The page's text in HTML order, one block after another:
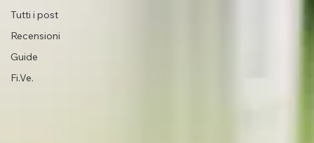
Tutti i post
Recensioni
Guide
Fi.Ve.